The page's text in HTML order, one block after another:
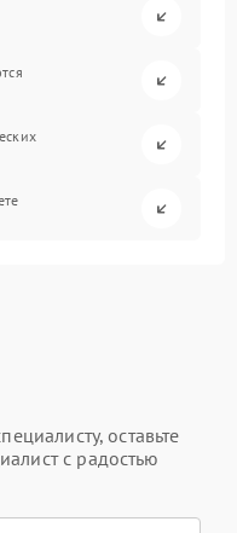
оставьте
с радостью